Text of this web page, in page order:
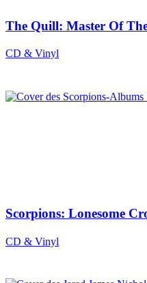
The Quill: Master Of
CD & Vinyl
Scorpions: Lonesome
CD & Vinyl